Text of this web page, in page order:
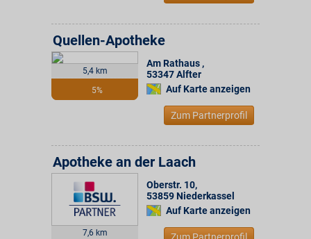
5,4 km
5%
Quellen-Apotheke
Am Rathaus ,
53347Alfter
Auf Karte anzeigen
Zum Partnerprofil
7,6 km
Apotheke an der Laach
Oberstr. 10,
53859 Niederkassel
Auf Karte anzeigen